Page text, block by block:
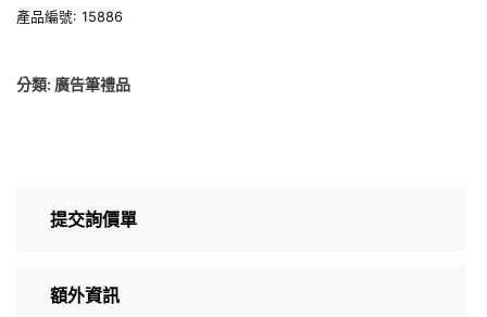
產品編號: 15886
分類: 廣告筆禮品
提交詢價單
額外資訊